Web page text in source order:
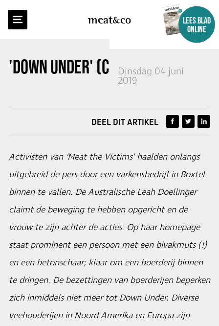
meatco
LEES BLAD
ONLINE
'DOWN UNDER' (COLUMN)
Dinsdag 04 juni
2019
TERUG NAAR OVERZICHT
DEEL DIT ARTIKEL
Activisten van ‘Meat the Victims’ haalden onlangs
uitgebreid de pers door een varkensbedrijf in Boxtel
binnen te vallen. De Australische Leah Doellinger
claimt de beweging te hebben opgericht en de
vrouw te zijn achter de acties. Op haar homepage
staat prominent een persoon met een bivakmuts (!)
en een betonschaar; klaar om een boerderij binnen
te dringen. De bezettingen van boerderijen beperken
zich inmiddels niet meer tot Down Under. Diverse
veehouderijen in Noord-Amerika en Europa zijn